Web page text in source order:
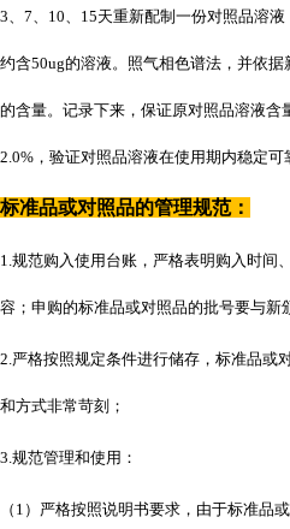
3、7、10、15天重新配制一份对照品溶
约含50ug的溶液。照气相色谱法，并依
的含量。记录下来，保证原对照品溶液含
2.0%，验证对照品溶液在使用期内稳定可
标准品或对照品的管理规范：
1.规范购入使用台账，严格表明购入时间
容；申购的标准品或对照品的批号要与新
2.严格按照规定条件进行储存，标准品或
和方式非常苛刻；
3.规范管理和使用：
（ 1）严格按照说明书要求，由于标准品